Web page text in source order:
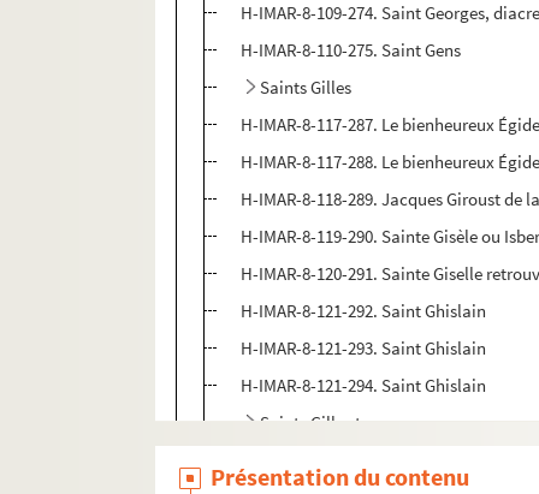
H-IMAR-8-109-274. Saint Georges,
H-IMAR-8-110-275. Saint Gens
Saints Gilles
H-IMAR-8-117-287. Le bienheureux
H-IMAR-8-117-288. Le bienheureux
H-IMAR-8-118-289. Jacques Giroust de
H-IMAR-8-119-290. Sainte Gisèle ou
H-IMAR-8-120-291. Sainte Giselle
H-IMAR-8-121-292. Saint Ghislain
H-IMAR-8-121-293. Saint Ghislain
H-IMAR-8-121-294. Saint Ghislain
Saints Gilbert
Présentation du contenu